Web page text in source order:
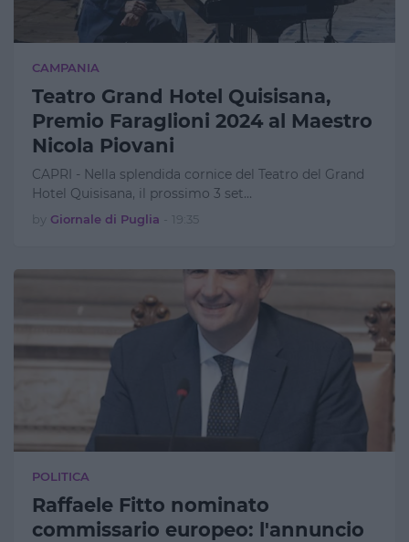
CAMPANIA
Teatro Grand Hotel Quisisana,
Premio Faraglioni 2024 al Maestro
Nicola Piovani
CAPRI - Nella splendida cornice del Teatro del Grand
Hotel Quisisana, il prossimo 3 set…
by Giornale di Puglia 19:35
POLITICA
Raffaele Fitto nominato
commissario europeo: l'annuncio